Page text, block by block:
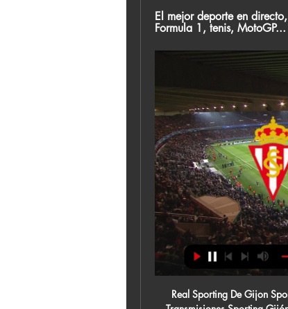
El mejor deporte en
Formula 1, tenis, MotoGP...
Real Sporting De Gijon Sporting Gijón - Live Soccer TV - Partidos programados en TV, Transmisiones Sporting Gijón vs Albacete · LaLiga+, Arena Sport 3 Serbia, Nova Sports News ...

Oriol Junqueras ha escrito un comentario al filo de las 23.00 horas. "Este país es fruto de las luchas sociales, un país que costó mucho construir y coser. Necesitamos la república y nos necesitamos a todos y a todas. Nos necesitamos movilizados pero rechazando la violencia venga de donde venga

A continuación damos a conocer los horarios de Misa en la Basílica Catedral de Lima y en algunas parroquias de la arquidiócesis por Navidad y fin de año.

Universidad San Martín (EN VIVO) Cantolao derrota a Garcilaso en el Callao. Sáb, 19/10/2019 - 17:34. Continuando con la fecha 12 del Torneo Clausura, la Academia Cantolao se impone por la mínima sobre Real Garcilaso gracias al golazo de Ramírez (35').

Albacete Balompié 2024 19:30:00 UTC en LaLiga 2. Cuando comience el partido, podrás seguir Sporting Gijón vs Albacete Balompié en vivo el marcador, las clasificaciones, los ...

Luego de su victoria ante Kontaveit, Van Uytvanck celebró junto a su novia, la también tenista belga Greetje Minnen, dándose un beso frente a todo el estadio. No es un dato menor, sino un claro triunfo personal para ella, ya que, en palabras de la propia Alison, durante muchos años fue víctima de bulliyng en el circuito femenino por su condición sexual.

La revalorización de la autenticidad, del encanto de lo nuestro con la presencia en vivo de artesanas, chiperas y serenatas de arpas, fue la propuesta vivencial que Pyporé, La huella franciscana presentó en Fitpar 2009, que se desarrolló del 7 al 8 de noviembre en en el …

Sin embargo, esto no garantiza que todos los partidos del Baça sean transmitidos en ESPN, los derechos de transmisión de La Liga BBVA también los tiene DirecTV Sports, canales que pertenecen a DirecTV, por tal motivo estas dos cadenas de televisión se alternarán la transmisión de nuestro equipo Culé

Universidad Católica venció este sábado por la cuenta mínima a Palestino en el estadio Nacional y alcanzó a Colo Colo en la cima del torneo Clausura 2015-2016, a la espera del duelo del Cacique ante Universidad de Chile, que se disputará este domingo desde las 12:30 horas en el mismo recinto ñuñoíno. Fue un partido […]

La LXIV Legislatura del Congreso de la Unión de México está conformada por los Senadores y los Diputados miembros de sus respectivas cámaras, e inició sus funciones el día 1 de septiembre de 2018 para concluir el día 31 de agosto de 2021.

Los humanos, ocasionalmente, pueden llegar a infectarse con una especie de Plasmodium que normalmente infecta a animales, tal como el P. Knowlesi. Hasta el momento no hay informes de transmisión humano-mosquito-humano de dicha forma “zoonotica” de paludismo.

Rincon Ocean Front apartment Estela del Mar en Rincón, Bienes Raices Rincón en Estela Del Mar Cond Puerto Rico. Disfrute la vista al mar, los hermosos atardeceres o simplemente escuchar el sonido de las olas rompiendo, desde su asiento frente a la piscina del Condominio Estela del Mar.